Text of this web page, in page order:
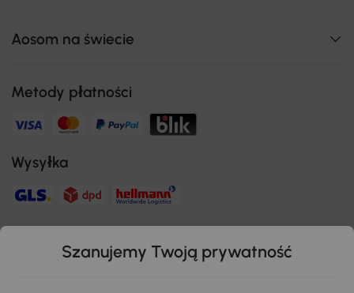
Aosom na świecie
Metody płatności
Wysyłka
Szanujemy Twoją prywatność